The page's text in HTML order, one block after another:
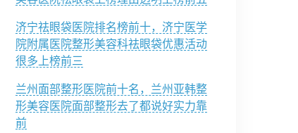
济宁祛眼袋医院排名榜前十，济宁医学
院附属医院整形美容科祛眼袋优惠活动
很多上榜前三
兰州面部整形医院前十名，兰州亚韩整
形美容医院面部整形去了都说好实力靠
前